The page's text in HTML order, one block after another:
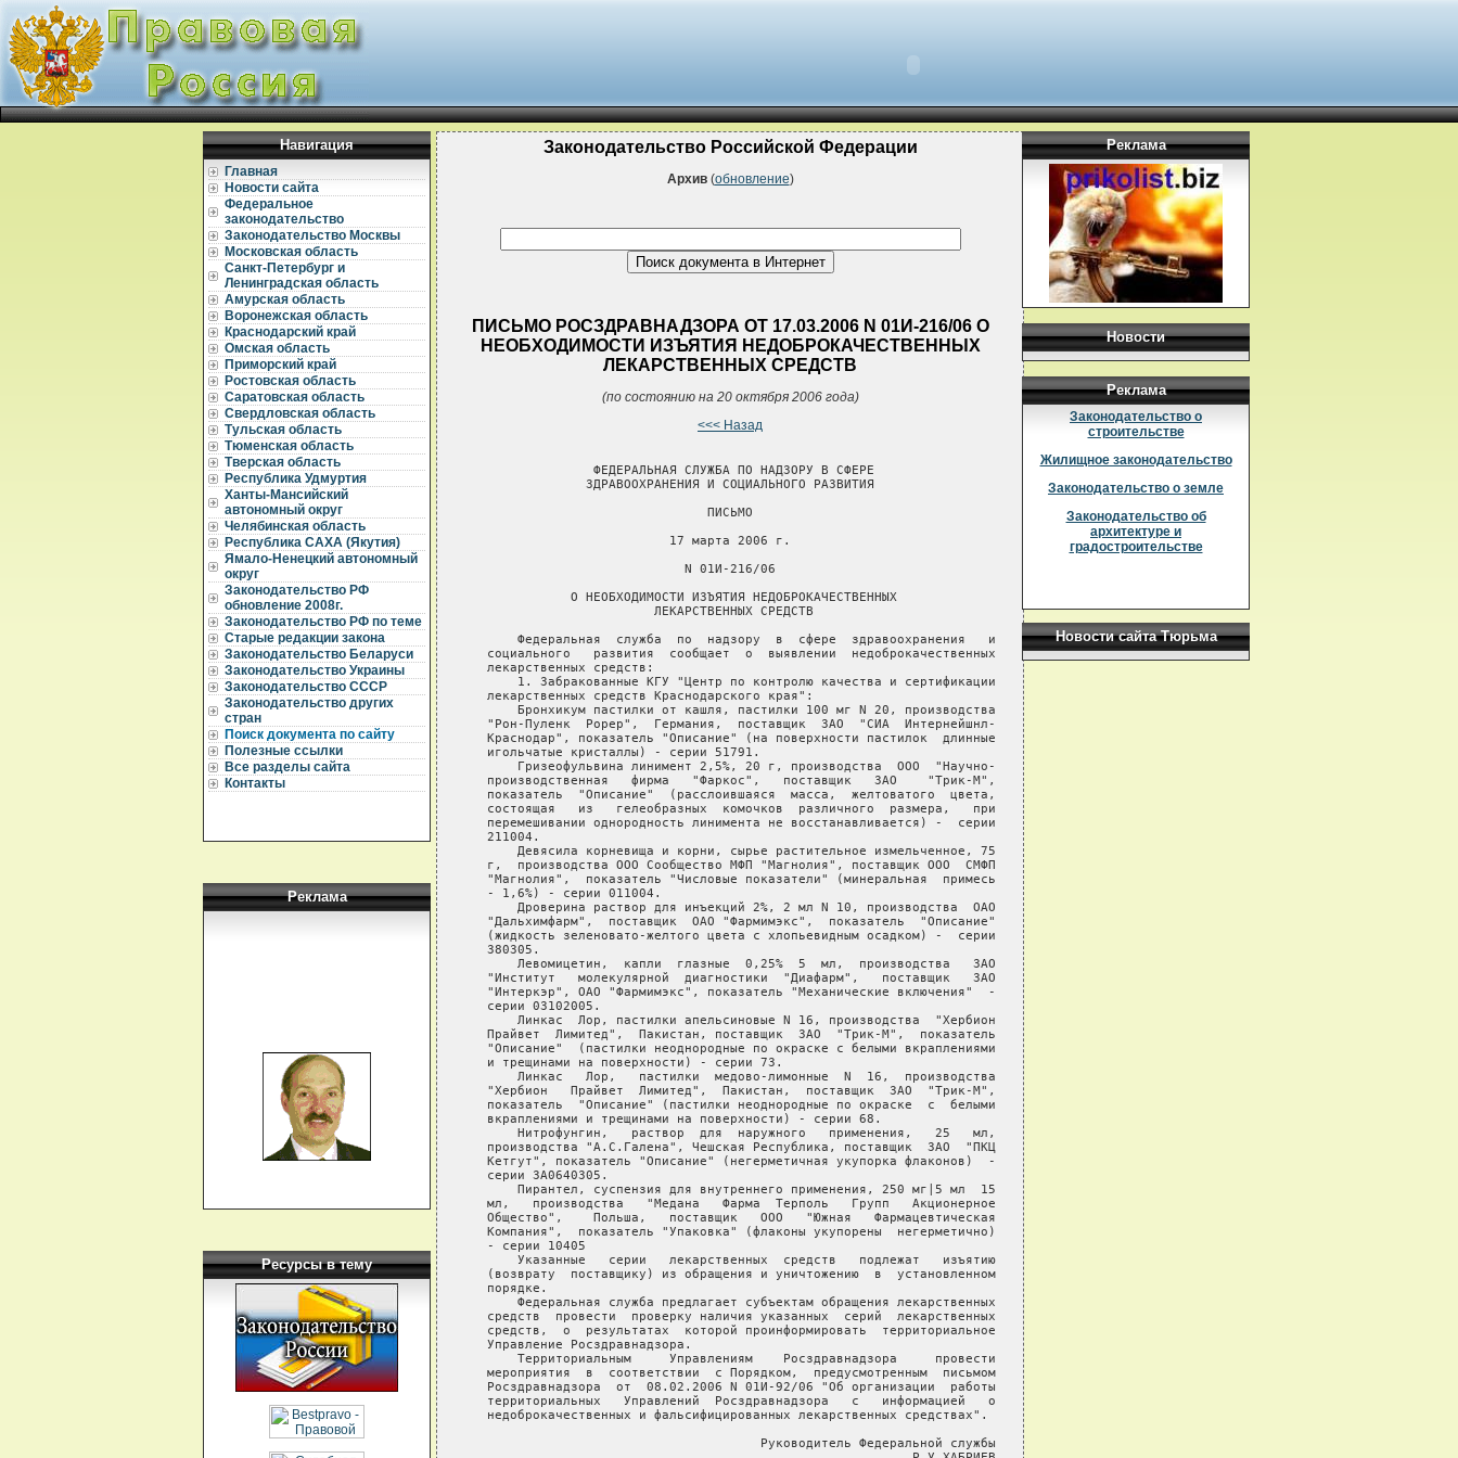
Навигация
Главная
Новости сайта
Федеральное
законодательство
Законодательство Москвы
Московская область
Санкт-Петербург и
Ленинградская область
Амурская область
Воронежская область
Краснодарский край
Омская область
Приморский край
Ростовская область
Саратовская область
Свердловская область
Тульская область
Тюменская область
Тверская область
Республика Удмуртия
Ханты-Мансийский
автономный округ
Челябинская область
Республика САХА (Якутия)
Ямало-Ненецкий автономный
округ
Законодательство РФ
обновление 2008г.
Законодательство РФ по теме
Старые редакции закона
Законодательство Беларуси
Законодательство Украины
Законодательство СССР
Законодательство других
стран
Поиск документа по сайту
Полезные ссылки
Все разделы сайта
Контакты
Реклама
Ресурсы в тему
Законодательство Российской Федерации
Архив (обновление)
ПИСЬМО РОСЗДРАВНАДЗОРА ОТ 17.03.2006 N 01И-216/06 О
НЕОБХОДИМОСТИ ИЗЪЯТИЯ НЕДОБРОКАЧЕСТВЕННЫХ
ЛЕКАРСТВЕННЫХ СРЕДСТВ
(по состоянию на 20 октября 2006 года)
<<< Назад
                 ФЕДЕРАЛЬНАЯ СЛУЖБА ПО НАДЗОРУ В СФЕРЕ
                ЗДРАВООХРАНЕНИЯ И СОЦИАЛЬНОГО РАЗВИТИЯ
                                ПИСЬМО
                           17 марта 2006 г.
                             N 01И-216/06
              О НЕОБХОДИМОСТИ ИЗЪЯТИЯ НЕДОБРОКАЧЕСТВЕННЫХ
                         ЛЕКАРСТВЕННЫХ СРЕДСТВ
       Федеральная  служба  по  надзору  в  сфере  здравоохранения   и
   социального   развития  сообщает  о  выявлении  недоброкачественных
   лекарственных средств:
       1. Забракованные КГУ "Центр по контролю качества и сертификации
   лекарственных средств Краснодарского края":
       Бронхикум пастилки от кашля, пастилки 100 мг N 20, производства
   "Рон-Пуленк  Рорер",  Германия,  поставщик  ЗАО  "СИА  Интернейшнл-
   Краснодар", показатель "Описание" (на поверхности пастилок  длинные
   игольчатые кристаллы) - серии 51791.
       Гризеофульвина линимент 2,5%, 20 г, производства  ООО  "Научно-
   производственная   фирма   "Фаркос",   поставщик   ЗАО    "Трик-М",
   показатель  "Описание"  (расслоившаяся  масса,  желтоватого  цвета,
   состоящая   из   гелеобразных  комочков  различного  размера,   при
   перемешивании однородность линимента не восстанавливается) -  серии
   211004.
       Девясила корневища и корни, сырье растительное измельченное, 75
   г,  производства ООО Сообщество МФП "Магнолия", поставщик ООО  СМФП
   "Магнолия",  показатель "Числовые показатели" (минеральная  примесь
   - 1,6%) - серии 011004.
       Дроверина раствор для инъекций 2%, 2 мл N 10, производства  ОАО
   "Дальхимфарм",  поставщик  ОАО "Фармимэкс",  показатель  "Описание"
   (жидкость зеленовато-желтого цвета с хлопьевидным осадком) -  серии
   380305.
       Левомицетин,  капли  глазные  0,25%  5  мл,  производства   ЗАО
   "Институт   молекулярной  диагностики  "Диафарм",   поставщик   ЗАО
   "Интеркэр", ОАО "Фармимэкс", показатель "Механические включения"  -
   серии 03102005.
       Линкас  Лор, пастилки апельсиновые N 16, производства  "Хербион
   Прайвет  Лимитед",  Пакистан, поставщик  ЗАО  "Трик-М",  показатель
   "Описание"  (пастилки неоднородные по окраске с белыми вкраплениями
   и трещинами на поверхности) - серии 73.
       Линкас   Лор,   пастилки  медово-лимонные  N  16,  производства
   "Хербион   Прайвет  Лимитед",  Пакистан,  поставщик  ЗАО  "Трик-М",
   показатель  "Описание" (пастилки неоднородные по окраске  с  белыми
   вкраплениями и трещинами на поверхности) - серии 68.
       Нитрофунгин,   раствор  для  наружного   применения,   25   мл,
   производства "А.С.Галена", Чешская Республика, поставщик  ЗАО  "ПКЦ
   Кетгут", показатель "Описание" (негерметичная укупорка флаконов)  -
   серии ЗА0640305.
       Пирантел, суспензия для внутреннего применения, 250 мг|5 мл  15
   мл,   производства   "Медана   Фарма  Терполь   Групп   Акционерное
   Общество",    Польша,   поставщик   ООО   "Южная   Фармацевтическая
   Компания",  показатель "Упаковка" (флаконы укупорены  негерметично)
   - серии 10405
       Указанные   серии   лекарственных  средств   подлежат   изъятию
   (возврату  поставщику) из обращения и уничтожению  в  установленном
   порядке.
       Федеральная служба предлагает субъектам обращения лекарственных
   средств  провести  проверку наличия указанных  серий  лекарственных
   средств,  о  результатах  которой проинформировать  территориальное
   Управление Росздравнадзора.
       Территориальным     Управлениям    Росздравнадзора     провести
   мероприятия  в  соответствии  с Порядком,  предусмотренным  письмом
   Росздравнадзора  от  08.02.2006 N 01И-92/06 "Об организации  работы
   территориальных   Управлений  Росздравнадзора   с   информацией   о
   недоброкачественных и фальсифицированных лекарственных средствах".
                                       Руководитель Федеральной службы
Реклама
Новости
Реклама
Законодательство о
строительстве
Жилищное законодательство
Законодательство о земле
Законодательство об
архитектуре и
градостроительстве
Новости сайта Тюрьма